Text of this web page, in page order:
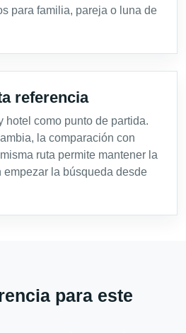
para familia, pareja o luna de
referencia
hotel como punto de partida.
la comparación con
ruta permite mantener la
la búsqueda desde
para este